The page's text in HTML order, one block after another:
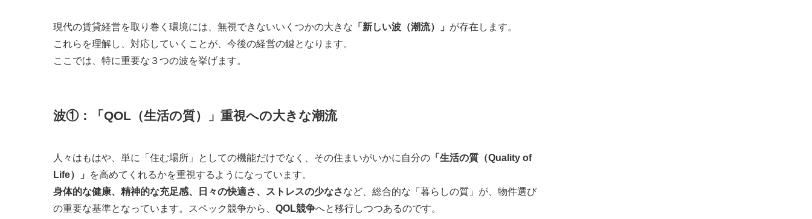
現代の賃貸経営を取り巻く環境には、無視できないいくつかの大きな 「新しい波（潮流）」 が存在します。
これらを理解し、対応していくことが、今後の経営の鍵となります。
ここでは、特に重要な３つの波を挙げます。
波①： 「QOL（生活の質）」 重視への大きな潮流
人々はもはや、単に「住む場所」としての機能だけでなく、その住まいがいかに自分の 「生活の質（Quality of
Life）」
を高めてくれるかを重視するようになっています。
身体的な健康、精神的な充足感、日々の快適さ、ストレスの少なさなど、総合的な「暮らしの質」が、物件選び
の重要な基準となっています。スペック競争から、 QOL競争へと移行しつつあるのです。